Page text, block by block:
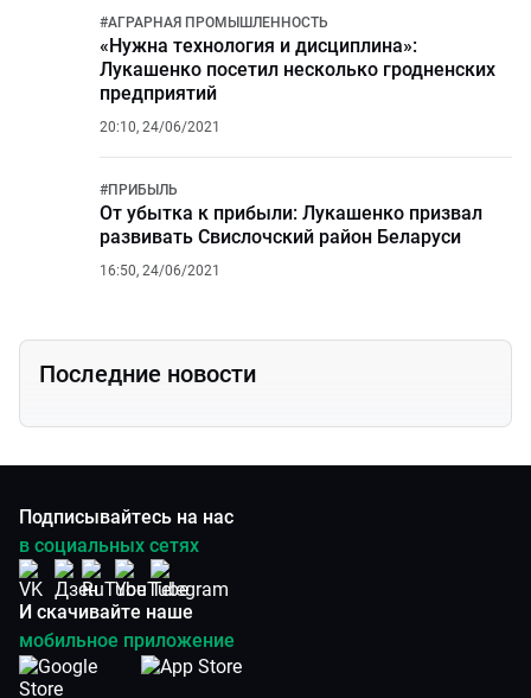
#АГРАРНАЯ ПРОМЫШЛЕННОСТЬ
«Нужна технология и дисциплина»:
Лукашенко посетил несколько гродненских
предприятий
20:10, 24/06/2021
#ПРИБЫЛЬ
От убытка к прибыли: Лукашенко призвал
развивать Свислочский район Беларуси
16:50, 24/06/2021
Последние новости
Подписывайтесь на нас
в социальных сетях
И скачивайте наше
мобильное приложение